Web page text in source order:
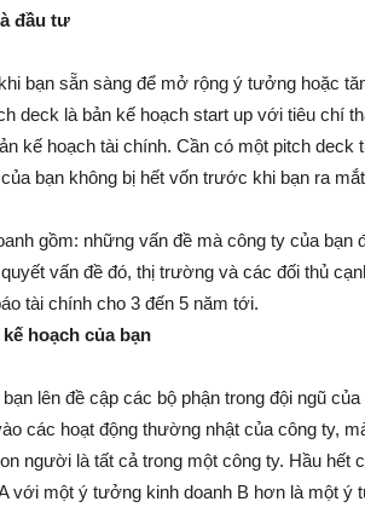
đầu tư
bạn sẵn sàng để mở rộng ý tưởng hoặc
deck là bản kế hoạch start up với tiêu chí
kế hoạch tài chính. Cần có một pitch deck
bạn không bị hết vốn trước khi bạn ra
gồm: những vấn đề mà công ty của bạn
vấn đề đó, thị trường và các đối thủ
tài chính cho 3 đến 5 năm tới.
hoạch của bạn
lên đề cập các bộ phận trong đội ngũ
các hoạt động thường nhật của công ty,
người là tất cả trong một công ty. Hầu hết
với một ý tưởng kinh doanh B hơn là một ý